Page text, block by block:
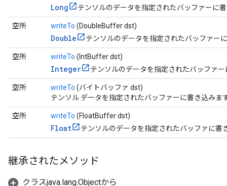
Long テンソルのデータを指定されたバッファーに
空所 writeTo (DoubleBuffer dst)
Double テンソルのデータを指定されたバッファー
空所 writeTo (IntBuffer dst)
Integer テンソルのデータを指定されたバッファ
空所 writeTo (バイトバッファ dst)
テンソル データを指定されたバッファーに書き込みま
空所 writeTo (FloatBuffer dst)
Float テンソルのデータを指定されたバッファに書
継承されたメソッド
クラスjava.lang.Objectから